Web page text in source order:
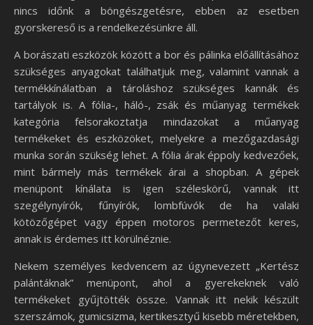
nincs időnk a böngészgetésre, ebben az esetben
gyorskereső is a rendelkezésünkre áll.
A borászati eszközök között a bor és pálinka előállításához
szükséges anyagokat találhatjuk meg, valamint vannak a
termékkínálatban a tároláshoz szükséges kannák és
tartályok is. A fólia-, háló-, zsák és műanyag termékek
kategória felsorakoztatja mindazokat a műanyag
termékeket és eszközöket, melyekre a mezőgazdasági
munka során szükség lehet. A fólia árak éppoly kedvezőek,
mint bármely más termékek árai a shopban. A gépek
menüpont kínálata is igen széleskörű, vannak itt
szegélynyírók, fűnyírók, lombfúvók de ha valaki
kötözőgépet vagy éppen motoros permetezőt keres,
annak is érdemes itt körülnéznie.
Nekem személyes kedvencem az úgynevezett „Kertész
palántáknak” menüpont, ahol a gyerekeknek való
termékeket gyűjtötték össze. Vannak itt nekik készült
szerszámok, gumicsizma, kertikesztyű kisebb méretekben,